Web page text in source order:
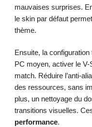
mauvaises surprises.
le skin par défaut
thème.
Ensuite, la
PC moyen, activer le
match. Réduire l’anti-
des ressources, sans
plus, un nettoyage du
transitions visuelles.
performance.